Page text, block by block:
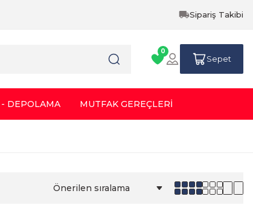
Sipariş Takibi
0
Sepet
DEPOLAMA MUTFAK GEREÇLERİ